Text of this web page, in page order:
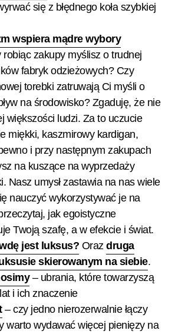
się z błędnego koła szybkiej
wspiera mądre wybory
zakupy myślisz o trudnej
fabryk odzieżowych? Czy
torebki zatruwają Ci myśli o
na środowisko? Zgaduję, że nie
większości ludzi. Za to uczucie
miękki, kaszmirowy kardigan,
i przy następnym zakupach
na kuszące na wyprzedaży
Nasz umysł zastawia na nas wiele
nauczyć wykorzystywać je na
jak egoistyczne
Twoją szafę, a w efekcie i świat.
jest luksus? Oraz druga
skierowanym na siebie.
– ubrania, które towarzyszą
i ich znaczenie
– czy jedno nierozerwalnie łączy
warto wydawać więcej pienięzy na